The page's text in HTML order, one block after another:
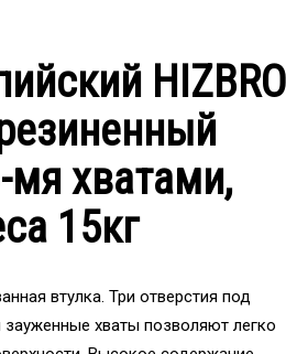
HIZBRO
мя хватами,
15кг
втулка. Три отверстия под
хваты позволяют легко